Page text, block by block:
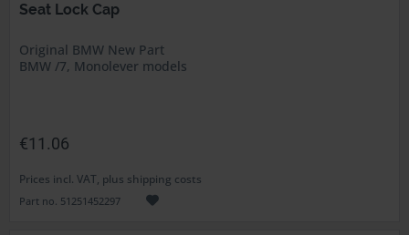
Seat Lock Cap
Original BMW New Part
BMW /7, Monolever models
€11.06
Prices incl. VAT, plus shipping costs
Part no. 51251452297